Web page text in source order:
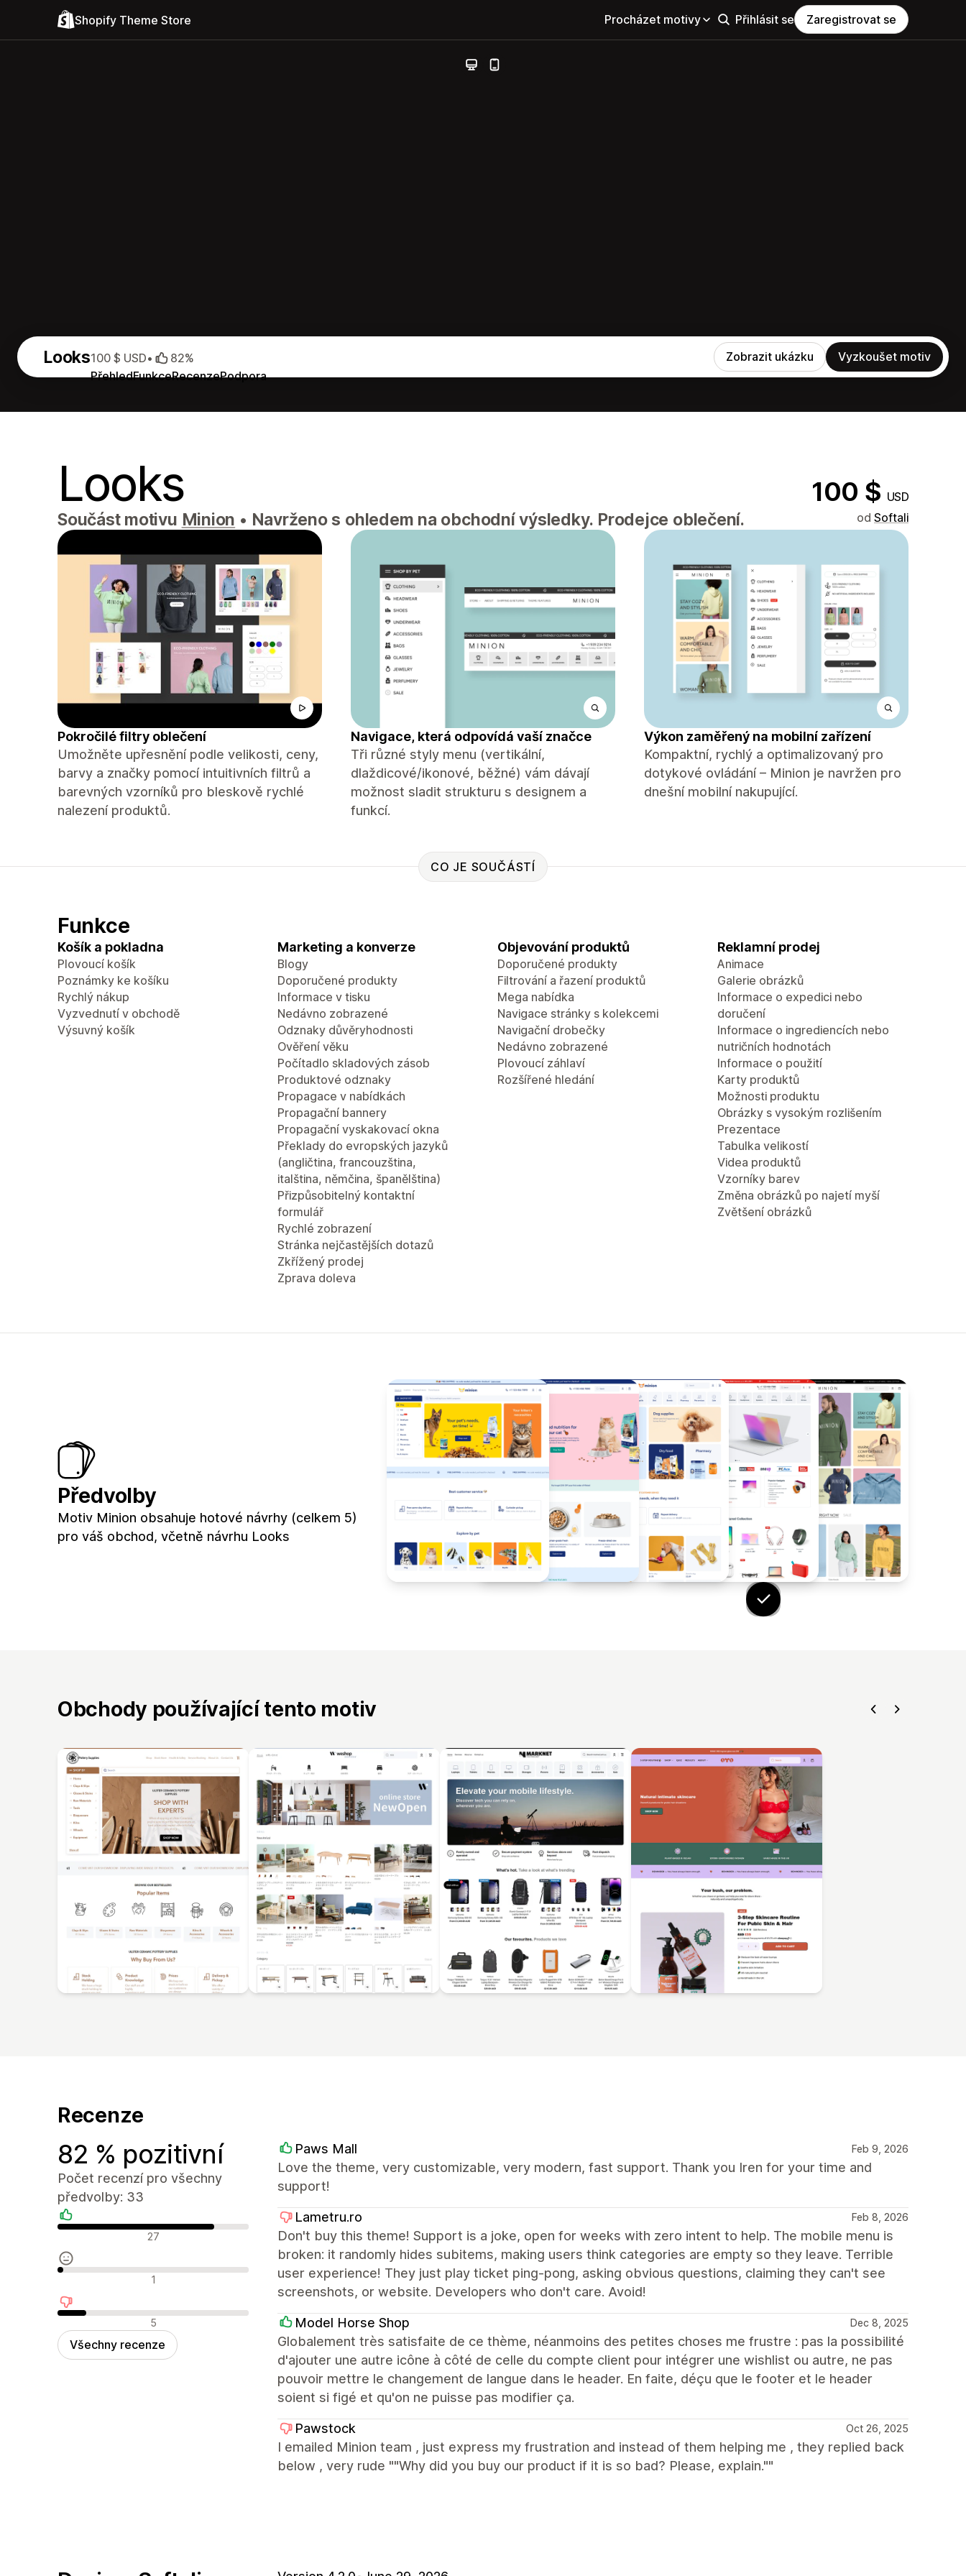
Shopify Theme Store Procházet motivy Přihlásit se Zaregistrovat se
Looks
PřehledFunkceRecenzePodpora
100 $ USD• 82% Zobrazit ukázku Vyzkoušet motiv
Looks 100 $ USD
Součást motivu Minion • Navrženo s ohledem na obchodní výsledky. Prodejce oblečení. od Softali
Pokročilé filtry oblečení
Umožněte upřesnění podle velikosti, ceny,
barvy a značky pomocí intuitivních filtrů a
barevných vzorníků pro bleskově rychlé
nalezení produktů.
Navigace, která odpovídá vaší značce
Tři různé styly menu (vertikální,
dlaždicové/ikonové, běžné) vám dávají
možnost sladit strukturu s designem a
funkcí.
Výkon zaměřený na mobilní zařízení
Kompaktní, rychlý a optimalizovaný pro
dotykové ovládání – Minion je navržen pro
dnešní mobilní nakupující.
CO JE SOUČÁSTÍ
Funkce
Košík a pokladna
Plovoucí košík
Poznámky ke košíku
Rychlý nákup
Vyzvednutí v obchodě
Výsuvný košík
Marketing a konverze
Blogy
Doporučené produkty
Informace v tisku
Nedávno zobrazené
Odznaky důvěryhodnosti
Ověření věku
Počítadlo skladových zásob
Produktové odznaky
Propagace v nabídkách
Propagační bannery
Propagační vyskakovací okna
Překlady do evropských jazyků
(angličtina, francouzština,
italština, němčina, španělština)
Přizpůsobitelný kontaktní
formulář
Rychlé zobrazení
Stránka nejčastějších dotazů
Zkřížený prodej
Zprava doleva
Objevování produktů
Doporučené produkty
Filtrování a řazení produktů
Mega nabídka
Navigace stránky s kolekcemi
Navigační drobečky
Nedávno zobrazené
Plovoucí záhlaví
Rozšířené hledání
Reklamní prodej
Animace
Galerie obrázků
Informace o expedici nebo
doručení
Informace o ingrediencích nebo
nutričních hodnotách
Informace o použití
Karty produktů
Možnosti produktu
Obrázky s vysokým rozlišením
Prezentace
Tabulka velikostí
Videa produktů
Vzorníky barev
Změna obrázků po najetí myší
Zvětšení obrázků
Předvolby
Motiv Minion obsahuje hotové návrhy (celkem 5)
pro váš obchod, včetně návrhu Looks
Obchody používající tento motiv
Recenze
82 % pozitivní
Počet recenzí pro všechny
předvolby: 33
Pozitivní recenze27
Neutrální recenze 1
Negativní recenze5
Všechny recenze
Paws Mall Feb 9, 2026
Love the theme, very customizable, very modern, fast support. Thank you Iren for your time and
support!
Lametru.ro Feb 8, 2026
Don't buy this theme! Support is a joke, open for weeks with zero intent to help. The mobile menu is
broken: it randomly hides subitems, making users think categories are empty so they leave. Terrible
user experience! They just play ticket ping-pong, asking obvious questions, claiming they can't see
screenshots, or website. Developers who don't care. Avoid!
Model Horse Shop Dec 8, 2025
Globalement très satisfaite de ce thème, néanmoins des petites choses me frustre : pas la possibilité
d'ajouter une autre icône à côté de celle du compte client pour intégrer une wishlist ou autre, ne pas
pouvoir mettre le changement de langue dans le header. En faite, déçu que le footer et le header
soient si figé et qu'on ne puisse pas modifier ça.
Pawstock Oct 26, 2025
I emailed Minion team , just express my frustration and instead of them helping me , they replied back
below , very rude ""Why did you buy our product if it is so bad? Please, explain.""